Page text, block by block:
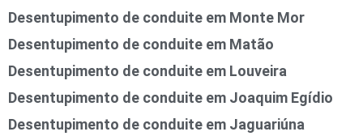
Desentupimento de conduite em Monte Mor
Desentupimento de conduite em Matão
Desentupimento de conduite em Louveira
Desentupimento de conduite em Joaquim Egídio
Desentupimento de conduite em Jaguariúna